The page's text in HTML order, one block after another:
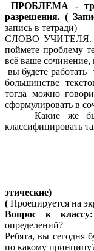
ПРОБЛЕМА -
разрешения. (
запись в тетради)
СЛОВО УЧИТЕЛЯ.
поймете проблему
всё ваше
вы будете
большинстве
тогда можно
сформулировать в
Какие же
классифицировать
-
-
-
-
этические)
( Проецируется на
Вопрос к
определений?
Ребята, вы сегодня
по какому